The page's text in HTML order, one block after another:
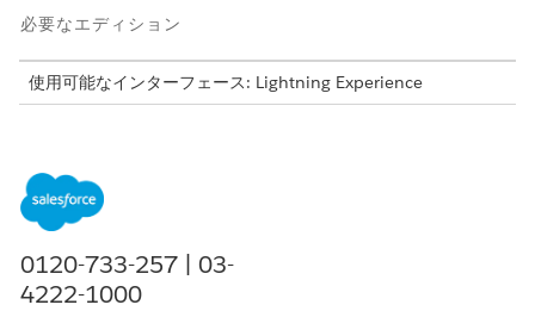
必要なエディション
使用可能なインターフェース: Lightning Experience
Cloud、Lightning Scheduler を備えた Government Cloud、
Health Cloud、Manufacturing Cloud、Nonprofit Cloud、お
よび公共セクターソリューション。
況を確認
必要なユーザー権限
0120-733-257 | 03-
4222-1000